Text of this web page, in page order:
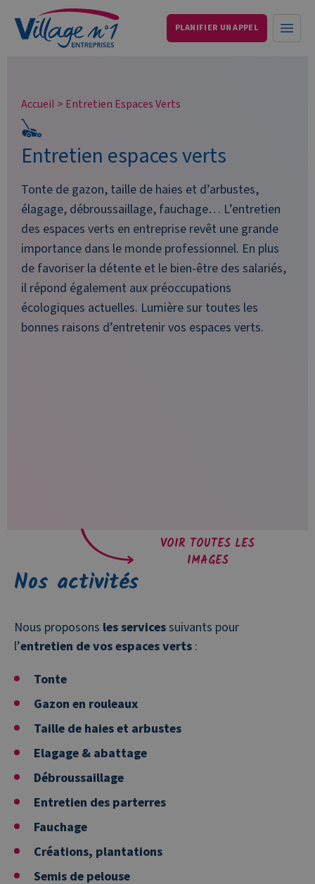
Services aux entreprises et particuliersPLANIFIER UN APPEL
Accueil > Entretien Espaces Verts
Entretien espaces verts
Tonte de gazon, taille de haies et d’arbustes,
élagage, débroussaillage, fauchage… L’entretien
des espaces verts en entreprise revêt une grande
importance dans le monde professionnel. En plus
de favoriser la détente et le bien-être des salariés,
il répond également aux préoccupations
écologiques actuelles. Lumière sur toutes les
bonnes raisons d’entretenir vos espaces verts.
VOIR TOUTES LES
IMAGES
Nos activités
Nous proposons les servicessuivants pour
l’entretien de vos espaces verts :
Tonte
Gazon en rouleaux
Taille de haies et arbustes
Elagage & abattage
Débroussaillage
Entretien des parterres
Fauchage
Créations, plantations
Semis de pelouse